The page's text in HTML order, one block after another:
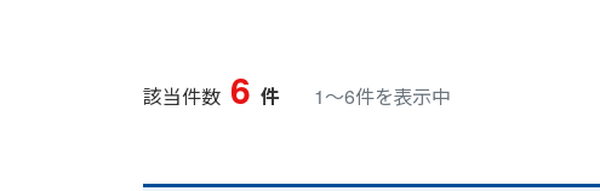
該当件数 6 件 1〜6件を表示中